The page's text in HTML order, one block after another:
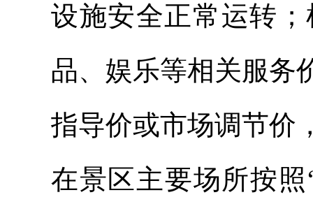
设施安全正常运转
品、娱乐等相关服务
指导价或市场调节价
在景区主要场所按